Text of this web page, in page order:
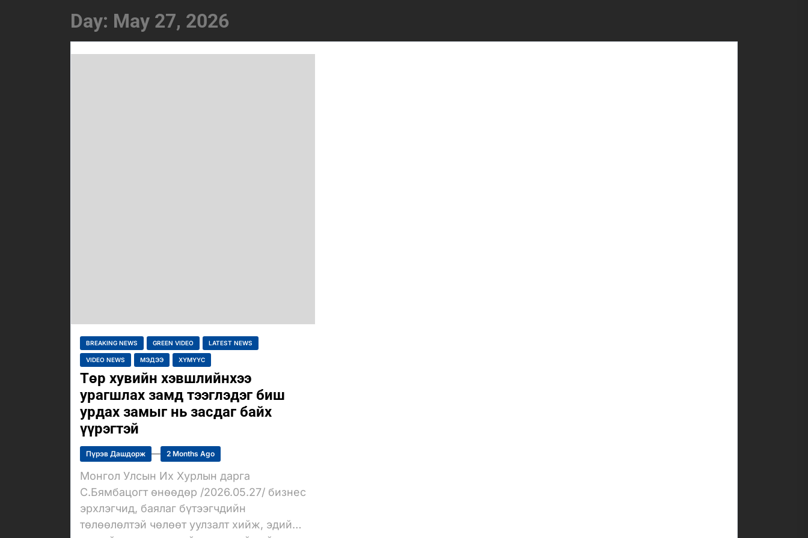
Day: May 27, 2026
BREAKING NEWS GREEN VIDEO LATEST NEWS
VIDEO NEWS МЭДЭЭ ХҮМҮҮС
Төр хувийн хэвшлийнхээ
урагшлах замд тээглэдэг биш
урдах замыг нь засдаг байх
үүрэгтэй
Пүрэв Дашдорж 2 Months Ago
Монгол Улсын Их Хурлын дарга
С.Бямбацогт өнөөдөр /2026.05.27/ бизнес
эрхлэгчид, баялаг бүтээгчдийн
төлөөлөлтэй чөлөөт уулзалт хийж, эдийн